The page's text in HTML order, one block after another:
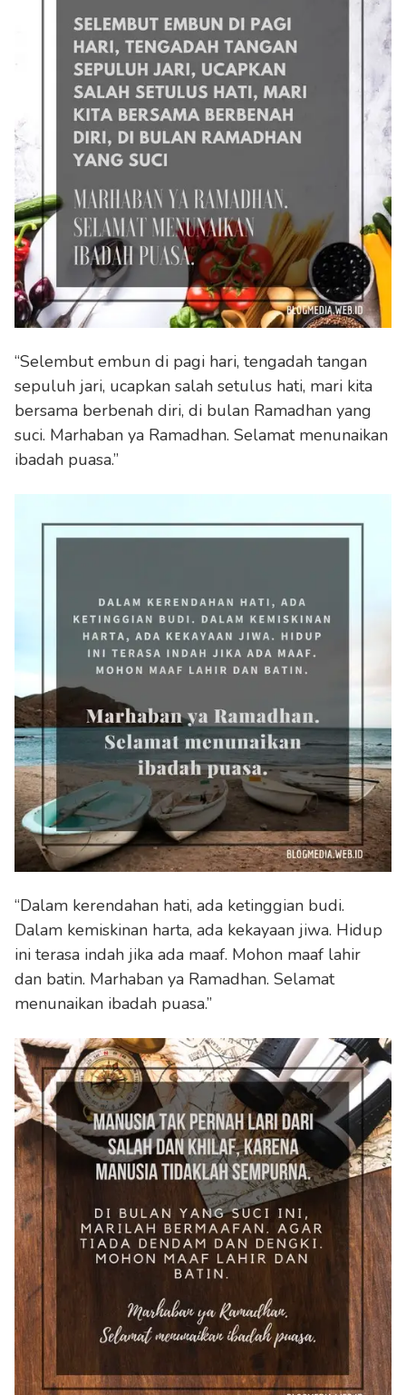
“Selembut embun di pagi hari, tengadah tangan
sepuluh jari, ucapkan salah setulus hati, mari kita
bersama berbenah diri, di bulan Ramadhan yang
suci. Marhaban ya Ramadhan. Selamat menunaikan
ibadah puasa.”
“Dalam kerendahan hati, ada ketinggian budi.
Dalam kemiskinan harta, ada kekayaan jiwa. Hidup
ini terasa indah jika ada maaf. Mohon maaf lahir
dan batin. Marhaban ya Ramadhan. Selamat
menunaikan ibadah puasa.”